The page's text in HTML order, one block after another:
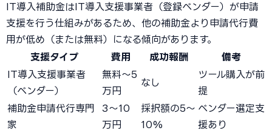
IT導入補助金はIT導入支援事業者（登録ベンダー）が申請
支援を行う仕組みがあるため、他の補助金より申請代行費
用が低め（または無料）になる傾向があります。
支援タイプ
費用 成功報酬
備考
IT導入支援事業者
（ベンダー）
無料〜5
万円
なし
ツール購入が前
提
補助金申請代行専門
家
3〜10
万円
採択額の5〜
10%
ベンダー選定支
援あり